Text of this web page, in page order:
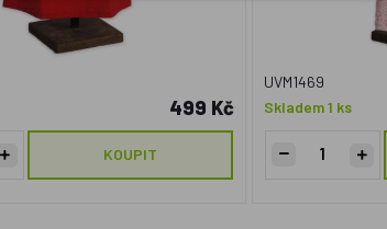
499 Kč
KOUPIT
UVM1469
Skladem 1 ks